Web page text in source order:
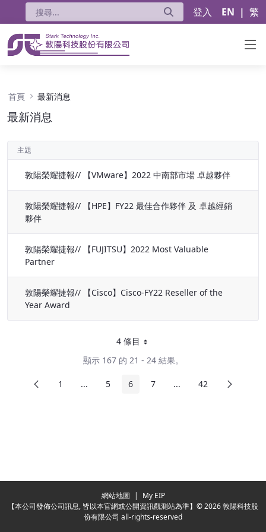
登入 EN | 繁
首頁 最新消息
最新消息
主題
敦陽榮耀捷報// 【VMware】2022 中南部市場 卓越夥伴
敦陽榮耀捷報// 【HPE】FY22 最佳合作夥伴 及 卓越經銷
夥伴
敦陽榮耀捷報// 【FUJITSU】2022 Most Valuable
Partner
敦陽榮耀捷報// 【Cisco】Cisco-FY22 Reseller of the
Year Award
4 條目每頁
顯示 167 的 21 - 24 結果。
前頁 頁面
1 ...中間頁面頁面
5 頁面
6 頁面
7 ...中間頁面頁面
42 下頁
網站地圖 |
My EIP
【本公司發佈公司訊息, 皆以本官網或公開資訊觀測站為準】© 2026 敦陽科技股
份有限公司 all-rights-reserved